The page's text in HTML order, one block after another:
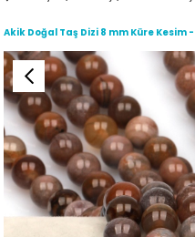
Akik Doğal Taş Dizi 8 mm Küre Kesim